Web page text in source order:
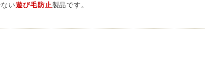
い遊び毛防止製品です。